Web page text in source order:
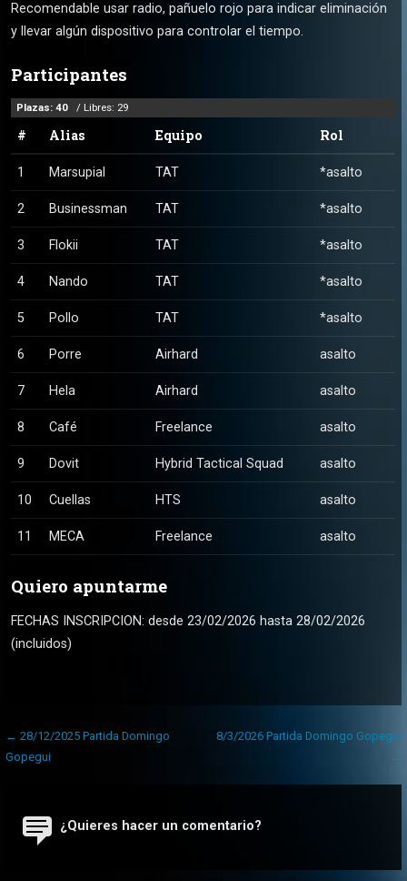
Recomendable usar radio, pañuelo rojo para indicar eliminación
y llevar algún dispositivo para controlar el tiempo.
Participantes
Plazas: 40 / Libres: 29
# Alias Equipo Rol
1 Marsupial TAT *asalto
2 Businessman TAT *asalto
3 Flokii TAT *asalto
4 Nando TAT *asalto
5 Pollo TAT *asalto
6 Porre Airhard asalto
7 Hela Airhard asalto
8 Café Freelance asalto
9 Dovit Hybrid Tactical Squad asalto
10 Cuellas HTS asalto
11 MECA Freelance asalto
Quiero apuntarme
FECHAS INSCRIPCION: desde 23/02/2026 hasta 28/02/2026
(incluidos)
Navegación
de
← 28/12/2025 Partida Domingo
Gopegui
8/3/2026 Partida Domingo Gopegui
→
¿Quieres hacer un comentario?